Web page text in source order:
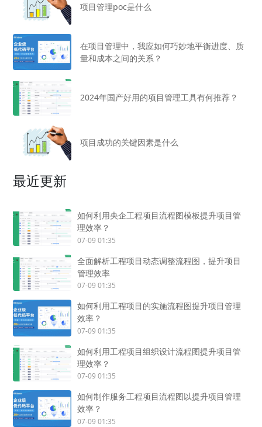
项目管理poc是什么
在项目管理中，我应如何巧妙地平衡进度、质
量和成本之间的关系？
2024年国产好用的项目管理工具有何推荐？
项目成功的关键因素是什么
最近更新
如何利用央企工程项目流程图模板提升项目管
理效率？
07-09 01:35
全面解析工程项目动态调整流程图，提升项目
管理效率
07-09 01:35
如何利用工程项目的实施流程图提升项目管理
效率？
07-09 01:35
如何利用工程项目组织设计流程图提升项目管
理效率？
07-09 01:35
如何制作服务工程项目流程图以提升项目管理
效率？
07-09 01:35